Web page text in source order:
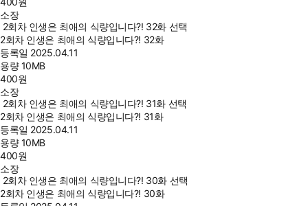
소장
2회차 인생은 최애의 식량입니다?! 32화 선택
2회차 인생은 최애의 식량입니다?! 32화
등록일 2025.04.11
용량10MB
400원
소장
2회차 인생은 최애의 식량입니다?! 31화 선택
2회차 인생은 최애의 식량입니다?! 31화
등록일 2025.04.11
용량10MB
400원
소장
2회차 인생은 최애의 식량입니다?! 30화 선택
2회차 인생은 최애의 식량입니다?! 30화